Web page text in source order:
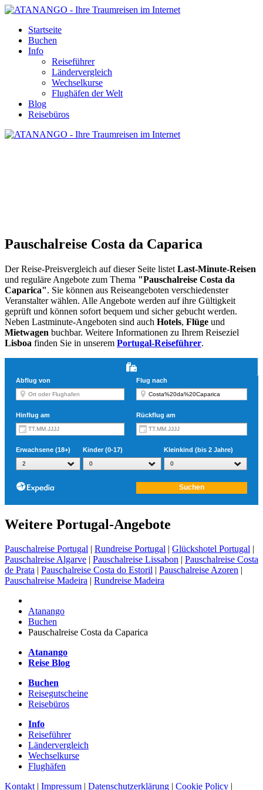
Startseite
Buchen
Info
Reiseführer
Ländervergleich
Wechselkurse
Flughäfen der Welt
Blog
Reisebüros
Pauschalreise Costa da Caparica
Der Reise-Preisvergleich auf dieser Seite listet Last-Minute-Reisen
und reguläre Angebote zum Thema "Pauschalreise Costa da
Caparica". Sie können aus Reiseangeboten verschiedenster
Veranstalter wählen. Alle Angebote werden auf ihre Gültigkeit
geprüft und können sofort bequem und sicher gebucht werden.
Neben Lastminute-Angeboten sind auch Hotels, Flüge und
Mietwagen buchbar. Weitere Informationen zu Ihrem Reiseziel
Lisboa finden Sie in unserem Portugal-Reiseführer.
Weitere Portugal-Angebote
Pauschalreise Portugal | Rundreise Portugal | Glückshotel Portugal |
Pauschalreise Algarve | Pauschalreise Lissabon | Pauschalreise Costa
de Prata | Pauschalreise Costa do Estoril | Pauschalreise Azoren |
Pauschalreise Madeira | Rundreise Madeira
Atanango
Buchen
Pauschalreise Costa da Caparica
Atanango
Reise Blog
Buchen
Reisegutscheine
Reisebüros
Info
Reiseführer
Ländervergleich
Wechselkurse
Flughäfen
Kontakt| Impressum | Datenschutzerklärung | Cookie Policy |